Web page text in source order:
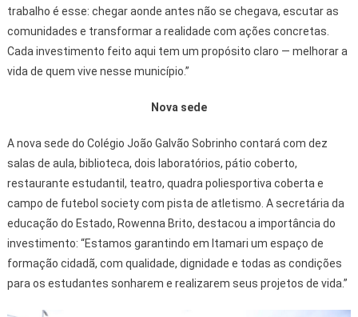
trabalho é esse: chegar aonde antes não se chegava, escutar as
comunidades e transformar a realidade com ações concretas.
Cada investimento feito aqui tem um propósito claro — melhorar a
vida de quem vive nesse município.”
Nova sede
A nova sede do Colégio João Galvão Sobrinho contará com dez
salas de aula, biblioteca, dois laboratórios, pátio coberto,
restaurante estudantil, teatro, quadra poliesportiva coberta e
campo de futebol society com pista de atletismo. A secretária da
educação do Estado, Rowenna Brito, destacou a importância do
investimento: “Estamos garantindo em Itamari um espaço de
formação cidadã, com qualidade, dignidade e todas as condições
para os estudantes sonharem e realizarem seus projetos de vida.”